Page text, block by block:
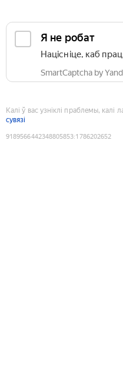
Я не робат
Націсніце, каб
SmartCaptcha by
Калі ў вас узніклі праблемы, калі
сувязі
9189566442348805853:1786202652